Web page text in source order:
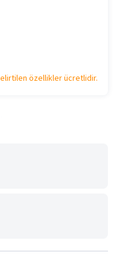
özellikler ücretlidir.